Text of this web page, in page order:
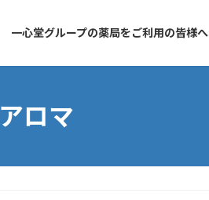
一心堂グループの薬局をご利用の皆様へ
アロマ